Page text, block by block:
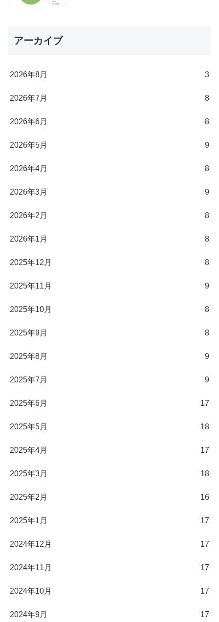
アーカイブ
2026年8月 3
2026年7月 8
2026年6月 8
2026年5月 9
2026年4月 8
2026年3月 9
2026年2月 8
2026年1月 8
2025年12月 8
2025年11月 9
2025年10月 8
2025年9月 8
2025年8月 9
2025年7月 9
2025年6月 17
2025年5月 18
2025年4月 17
2025年3月 18
2025年2月 16
2025年1月 17
2024年12月 17
2024年11月 17
2024年10月 17
2024年9月 17